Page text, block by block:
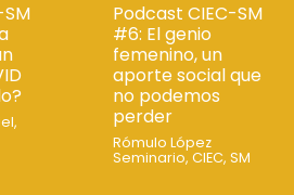
Podcast CIEC-SM
#6: El genio
femenino, un
aporte social que
no podemos
perder
Rómulo López
Seminario, CIEC, SM